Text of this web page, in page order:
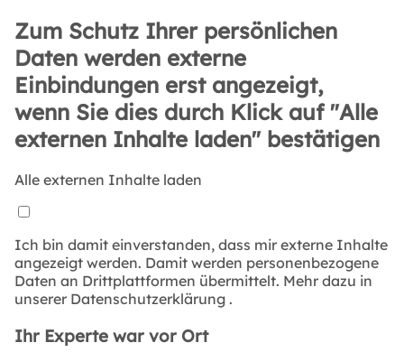
Zum Schutz Ihrer persönlichen
Daten werden externe
Einbindungen erst angezeigt,
wenn Sie dies durch Klick auf "Alle
externen Inhalte laden" bestätigen
Alle externen Inhalte laden
Ich bin damit einverstanden, dass mir externe Inhalte
angezeigt werden. Damit werden personenbezogene
Daten an Drittplattformen übermittelt. Mehr dazu in
unserer Datenschutzerklärung .
Ihr Experte war vor Ort